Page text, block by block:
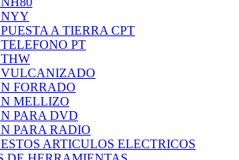
A TIERRA CPT
PT
FORRADO
MELLIZO
PARA DVD
PARA RADIO
ARTICULOS ELECTRICOS